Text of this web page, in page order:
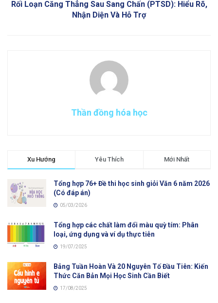
Rối Loạn Căng Thẳng Sau Sang Chấn (PTSD): Hiểu Rõ,
Nhận Diện Và Hỗ Trợ
Thần đồng hóa học
Xu Hướng Yêu Thích Mới Nhất
Tổng hợp 76+ Đề thi học sinh giỏi Văn 6 năm 2026
(Có đáp án)
05/03/2026
Tổng hợp các chất làm đổi màu quỳ tím: Phân
loại, ứng dụng và ví dụ thực tiễn
19/07/2025
Bảng Tuần Hoàn Và 20 Nguyên Tố Đầu Tiên: Kiến
Thức Căn Bản Mọi Học Sinh Cần Biết
17/08/2025